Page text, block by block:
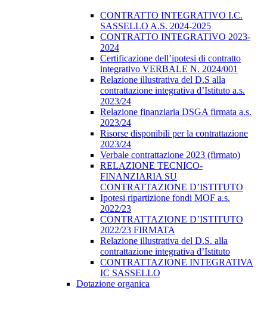
CONTRATTO INTEGRATIVO I.C.
SASSELLO A.S. 2024-2025
CONTRATTO INTEGRATIVO 2023-
2024
Certificazione dell’ipotesi di contratto
integrativo VERBALE N. 2024/001
Relazione illustrativa del D.S alla
contrattazione integrativa d’Istituto a.s.
2023/24
Relazione finanziaria DSGA firmata a.s.
2023/24
Risorse disponibili per la contrattazione
2023/24
Verbale contrattazione 2023 (firmato)
RELAZIONE TECNICO-
FINANZIARIA SU
CONTRATTAZIONE D’ISTITUTO
Ipotesi ripartizione fondi MOF a.s.
2022/23
CONTRATTAZIONE D’ISTITUTO
2022/23 FIRMATA
Relazione illustrativa del D.S. alla
contrattazione integrativa d’Istituto
CONTRATTAZIONE INTEGRATIVA
IC SASSELLO
Dotazione organica